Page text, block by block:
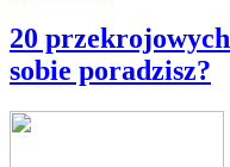
20
sobie poradzisz?